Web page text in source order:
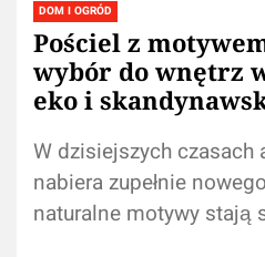
DOM I OGRÓD
Pościel z
wybór do wnętrz
eko i
W dzisiejszych czasach
nabiera zupełnie
naturalne motywy stają